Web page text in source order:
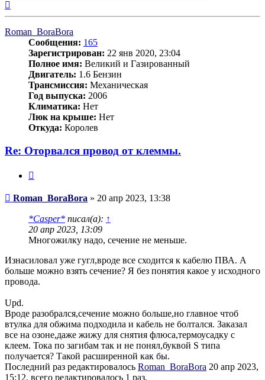
Roman_BoraBora
Сообщения: 165
Зарегистрирован: 22 янв 2020, 23:04
Полное имя: Великий и Газированный
Двигатель: 1.6 Бензин
Трансмиссия: Механическая
Год выпуска: 2006
Климатика: Нет
Люк на крыше: Нет
Откуда: Королев
Re: Оторвался провод от клеммы.
Сообщение
Roman_BoraBora » 20 апр 2023, 13:38
*Casper* писал(а): ↑
20 апр 2023, 13:09
Многожилку надо, сечение не меньше.
Изнасиловал уже гугл,вроде все сходится к кабелю ПВА. А
больше можно взять сечение? Я без понятия какое у исходного
провода.
Upd.
Вроде разобрался,сечение можно больше,но главное чтоб
втулка для обжима подходила и кабель не болтался. Заказал
все на озоне,даже жижу для снятия флюса,термоусадку с
клеем. Тока по загибам так и не понял,буквой S типа
получается? Такой расширенной как бы.
Последний раз редактировалось Roman_BoraBora 20 апр 2023,
15:12, всего редактировалось 1 раз.